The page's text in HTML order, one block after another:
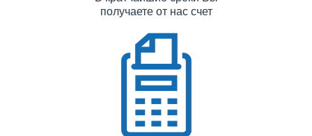
получаете от нас счет